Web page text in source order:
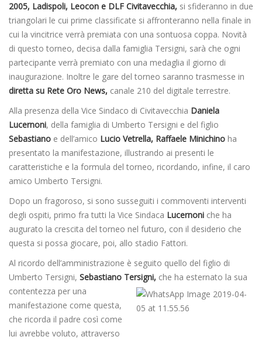
2005, Ladispoli, Leocon e DLF Civitavecchia, si sfideranno in due
triangolari le cui prime classificate si affronteranno nella finale in
cui la vincitrice verrà premiata con una sontuosa coppa. Novità
di questo torneo, decisa dalla famiglia Tersigni, sarà che ogni
partecipante verrà premiato con una medaglia il giorno di
inaugurazione. Inoltre le gare del torneo saranno trasmesse in
diretta su Rete Oro News, canale 210 del digitale terrestre.
Alla presenza della Vice Sindaco di Civitavecchia Daniela
Lucernoni, della famiglia di Umberto Tersigni e del figlio
Sebastiano e dell’amico Lucio Vetrella, Raffaele Minichino ha
presentato la manifestazione, illustrando ai presenti le
caratteristiche e la formula del torneo, ricordando, infine, il caro
amico Umberto Tersigni.
Dopo un fragoroso, si sono susseguiti i commoventi interventi
degli ospiti, primo fra tutti la Vice Sindaca Lucernoni che ha
augurato la crescita del torneo nel futuro, con il desiderio che
questa si possa giocare, poi, allo stadio Fattori.
Al ricordo dell’amministrazione è seguito quello del figlio di
Umberto Tersigni, Sebastiano Tersigni, che ha esternato la sua
contentezza per una
manifestazione come questa,
che ricorda il padre così come
lui avrebbe voluto, attraverso